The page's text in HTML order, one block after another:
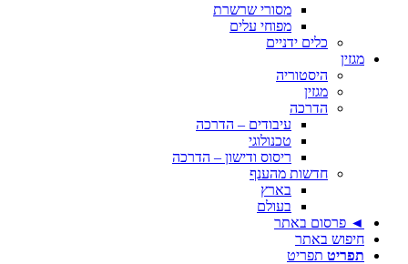
מסורי שרשרת
מפוחי עלים
כלים ידניים
מגזין
היסטוריה
מגזין
הדרכה
עיבודים – הדרכה
טכנולוגי
ריסוס ודישון – הדרכה
חדשות מהענף
בארץ
בעולם
◄ פרסום באתר
חיפוש באתר
תפריט תפריט